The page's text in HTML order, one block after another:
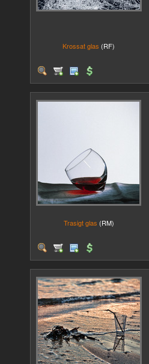
Krossat glas (RF)
Trasigt glas (RM)